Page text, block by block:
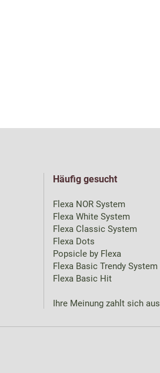
Häufig gesucht
Flexa NOR System
Flexa White System
Flexa Classic System
Flexa Dots
Popsicle by Flexa
Flexa Basic Trendy System
Flexa Basic Hit
Ihre Meinung zahlt sich aus